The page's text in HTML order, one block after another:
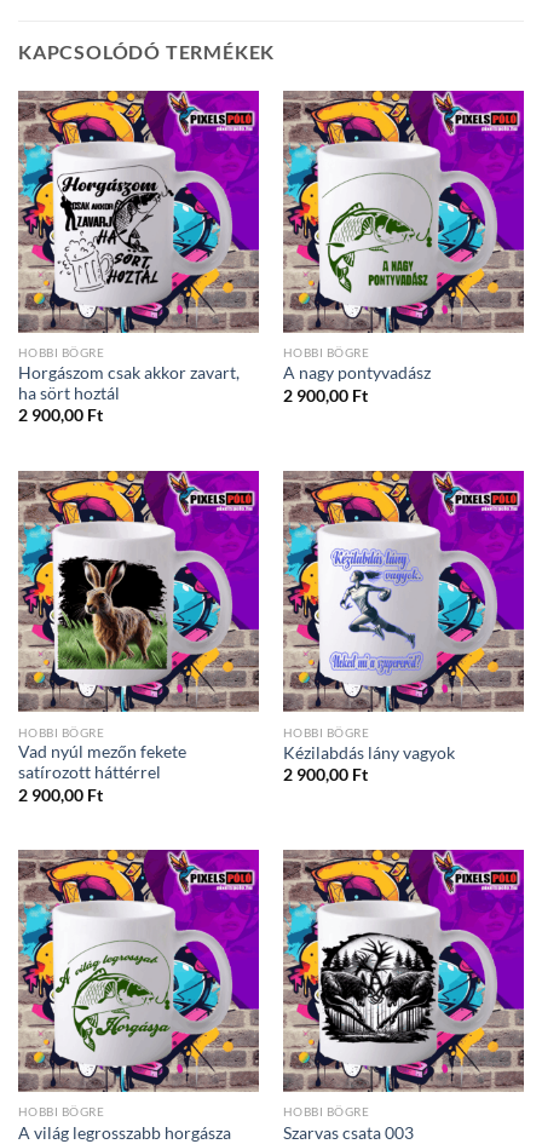
KAPCSOLÓDÓ TERMÉKEK
HOBBI BÖGRE
Horgászom csak akkor zavart,
ha sört hoztál
2 900,00 Ft
HOBBI BÖGRE
A nagy pontyvadász
2 900,00 Ft
HOBBI BÖGRE
Vad nyúl mezőn fekete
satírozott háttérrel
2 900,00 Ft
HOBBI BÖGRE
Kézilabdás lány vagyok
2 900,00 Ft
HOBBI BÖGRE
A világ legrosszabb horgásza
HOBBI BÖGRE
Szarvas csata 003